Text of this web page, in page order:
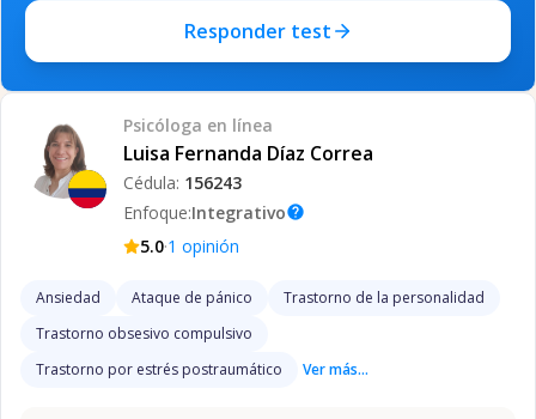
Responder test
Psicóloga en línea
Luisa Fernanda Díaz Correa
Cédula: 156243
Enfoque:Integrativohelp
5.0·1 opinión
Ansiedad Ataque de pánico
Trastorno de la personalidad
Trastorno obsesivo compulsivo
Trastorno por estrés postraumático
Ver más...